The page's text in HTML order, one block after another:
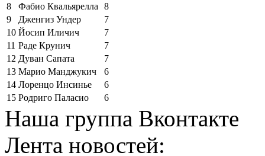
8
Фабио Квальярелла
8
9
Дженгиз Ундер
7
10 Йосип Иличич
7
11 Раде Крунич
7
12 Дуван Сапата
7
13 Марио Манджукич
6
14 Лоренцо Инсинье
6
15 Родриго Паласио 6
Наша группа Вконтакте
Лента новостей: